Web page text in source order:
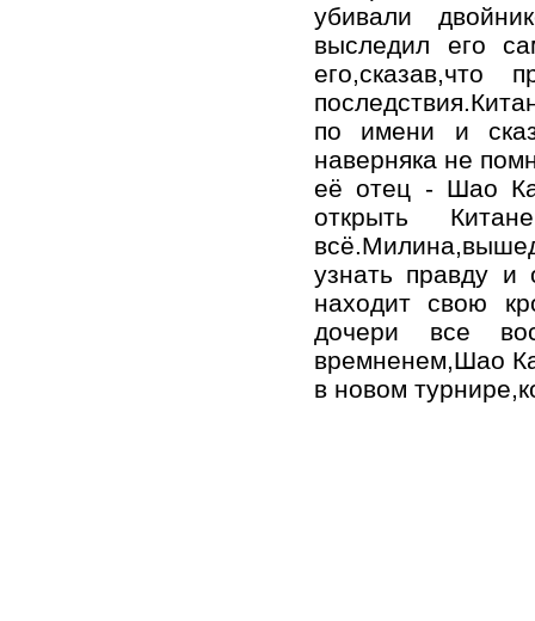
убивали
выследил его
его,сказав,что
по имени и
наверняка не
её отец - Шао
открыть
узнать правду и
находит свою
дочери все
времненем,Шао
в новом